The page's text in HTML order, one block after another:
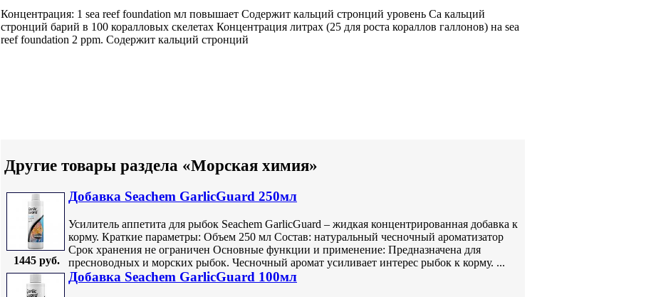
Концентрация: 1 sea reef foundation мл повышает Содержит кальций стронций уровень Са кальций
стронций барий в 100 коралловых скелетах Концентрация литрах (25 для роста кораллов галлонов) на sea
reef foundation 2 ppm. Содержит кальций стронций
Другие товары раздела «Морская химия»
1445 руб.
Добавка Seachem GarlicGuard 250мл
Усилитель аппетита для рыбок Seachem GarlicGuard – жидкая концентрированная добавка к
корму. Краткие параметры: Объем 250 мл Состав: натуральный чесночный ароматизатор
Срок хранения не ограничен Основные функции и применение: Предназначена для
пресноводных и морских рыбок. Чесночный аромат усиливает интерес рыбок к корму. ...
Добавка Seachem GarlicGuard 100мл